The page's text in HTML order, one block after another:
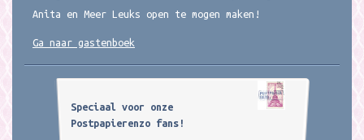
Anita en Meer Leuks open te mogen maken!
Ga naar gastenboek
Speciaal voor onze
Postpapierenzo fans!